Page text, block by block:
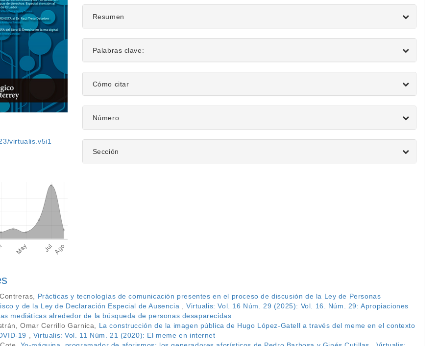
virtualis.v5i1
Resumen
Palabras clave:
Detalles
del
artículo
Cómo citar
Número
Sección
Prácticas y tecnologías de comunicación presentes en el proceso de discusión de la Ley de Personas
y de la Ley de Declaración Especial de Ausencia
Virtualis: Vol. 16 Núm. 29 (2025): Vol. 16. Núm. 29: Apropiaciones
mediáticas alrededor de la búsqueda de personas desaparecidas
Omar Cerrillo Garnica, La construcción de la imagen pública de Hugo López-Gatell a través del meme en el contexto
19
Virtualis: Vol. 11 Núm. 21 (2020): El meme en internet